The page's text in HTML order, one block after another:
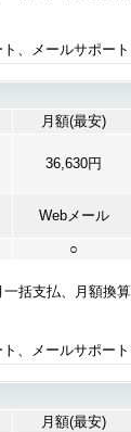
、メールサポー
月額(最安)
36,630円
Webメール
○
括支払、月額換算
、メールサポー
月額(最安)